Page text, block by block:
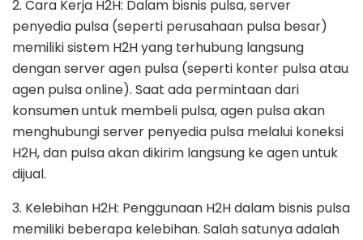
2. Cara Kerja H2H: Dalam bisnis pulsa, server
penyedia pulsa (seperti perusahaan pulsa besar)
memiliki sistem H2H yang terhubung langsung
dengan server agen pulsa (seperti konter pulsa atau
agen pulsa online). Saat ada permintaan dari
konsumen untuk membeli pulsa, agen pulsa akan
menghubungi server penyedia pulsa melalui koneksi
H2H, dan pulsa akan dikirim langsung ke agen untuk
dijual.
3. Kelebihan H2H: Penggunaan H2H dalam bisnis pulsa
memiliki beberapa kelebihan. Salah satunya adalah